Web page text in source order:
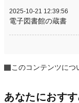
2025-10-21 12:39:56
電子図書館の蔵書
このコンテンツにつ
あなたにおす